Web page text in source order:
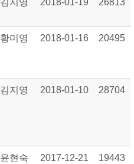
김지영 2018-01-19 26813
황미영 2018-01-16 20495
김지영 2018-01-10 28704
윤현숙 2017-12-21 19443